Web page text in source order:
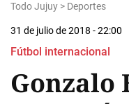
Todo Jujuy > Deportes
31 de julio de 2018 - 22:00
Fútbol internacional
Gonzalo